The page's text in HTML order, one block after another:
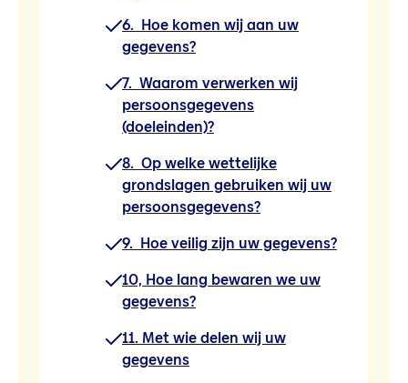
6. Hoe komen wij aan uw
gegevens?
7. Waarom verwerken wij
persoonsgegevens
(doeleinden)?
8. Op welke wettelijke
grondslagen gebruiken wij uw
persoonsgegevens?
9. Hoe veilig zijn uw gegevens?
10, Hoe lang bewaren we uw
gegevens?
11. Met wie delen wij uw
gegevens